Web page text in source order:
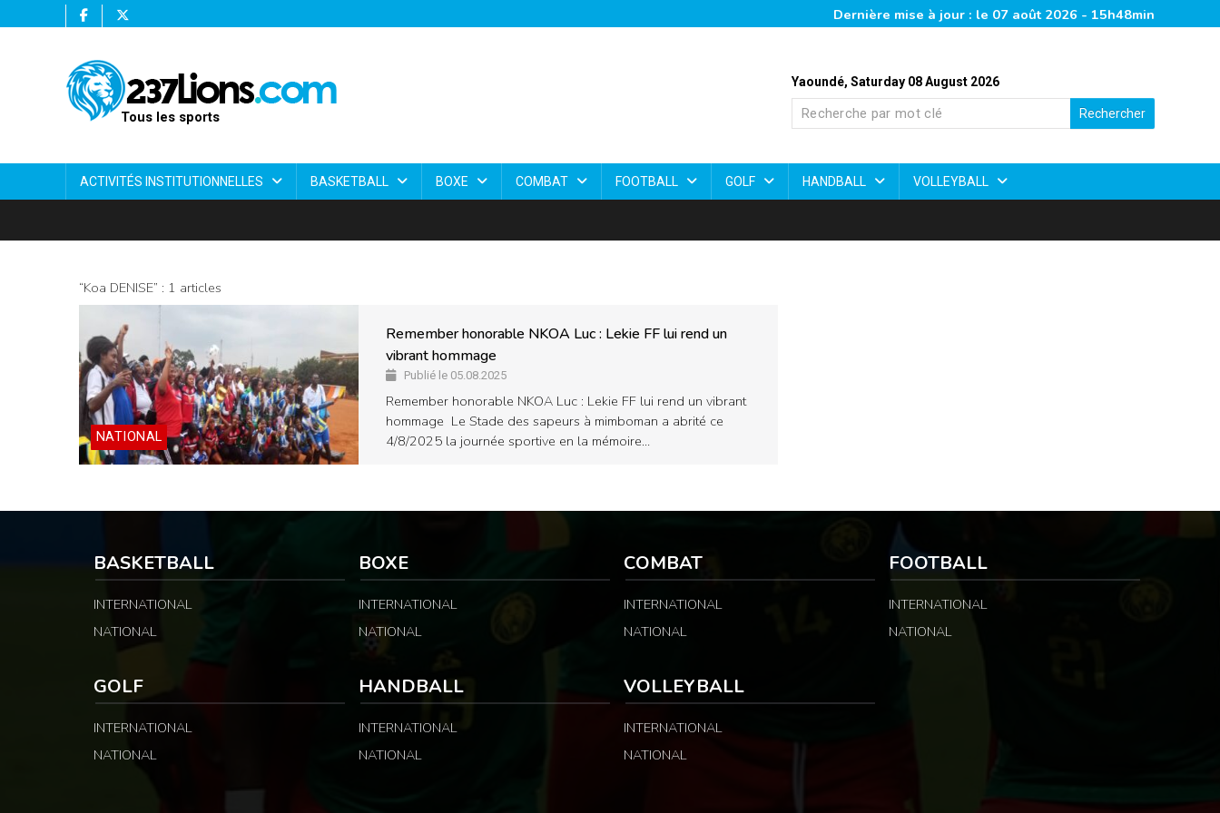
Dernière mise à jour : le 07 août 2026 - 15h48min
Yaoundé, Saturday 08 August 2026
Rechercher
Tous les sports
ACTIVITÉS INSTITUTIONNELLES BASKETBALL BOXE COMBAT FOOTBALL GOLF HANDBALL VOLLEYBALL
“Koa DENISE” : 1 articles
NATIONAL
Remember honorable NKOA Luc : Lekie FF lui rend un
vibrant hommage
Publié le 05.08.2025
Remember honorable NKOA Luc : Lekie FF lui rend un vibrant
hommage Le Stade des sapeurs à mimboman a abrité ce
4/8/2025 la journée sportive en la mémoire…
BASKETBALL
INTERNATIONAL
NATIONAL
BOXE
INTERNATIONAL
NATIONAL
COMBAT
INTERNATIONAL
NATIONAL
FOOTBALL
INTERNATIONAL
NATIONAL
GOLF
INTERNATIONAL
NATIONAL
HANDBALL
INTERNATIONAL
NATIONAL
VOLLEYBALL
INTERNATIONAL
NATIONAL